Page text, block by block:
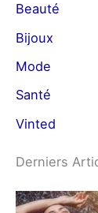
Beauté
Bijoux
Mode
Santé
Vinted
Derniers